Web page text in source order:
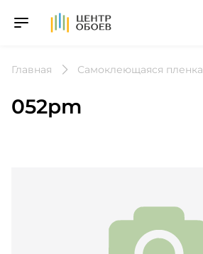
На Главную
Главная Самоклеющаяся пленка
052pm